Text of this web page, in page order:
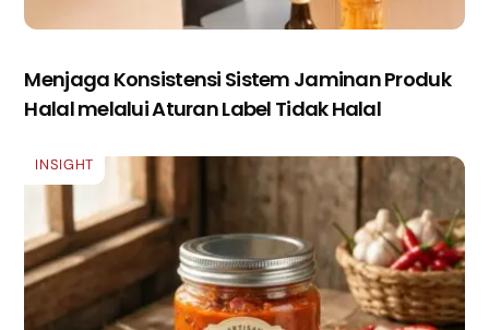
Menjaga Konsistensi Sistem Jaminan Produk
Halal melalui Aturan Label Tidak Halal
INSIGHT